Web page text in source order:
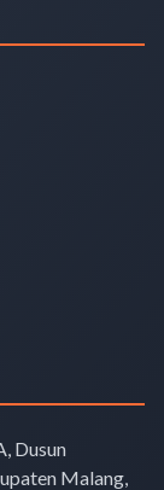
Dusun
Malang,